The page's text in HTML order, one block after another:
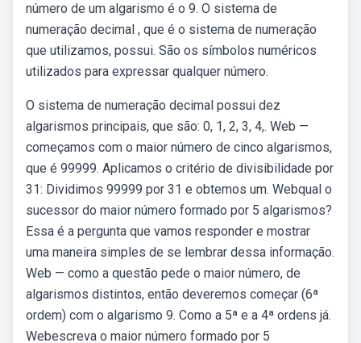
número de um algarismo é o 9. O sistema de
numeração decimal , que é o sistema de numeração
que utilizamos, possui. São os símbolos numéricos
utilizados para expressar qualquer número.
O sistema de numeração decimal possui dez
algarismos principais, que são: 0, 1, 2, 3, 4,. Web —
começamos com o maior número de cinco algarismos,
que é 99999. Aplicamos o critério de divisibilidade por
31: Dividimos 99999 por 31 e obtemos um. Webqual o
sucessor do maior número formado por 5 algarismos?
Essa é a pergunta que vamos responder e mostrar
uma maneira simples de se lembrar dessa informação.
Web — como a questão pede o maior número, de
algarismos distintos, então deveremos começar (6ª
ordem) com o algarismo 9. Como a 5ª e a 4ª ordens já.
Webescreva o maior número formado por 5